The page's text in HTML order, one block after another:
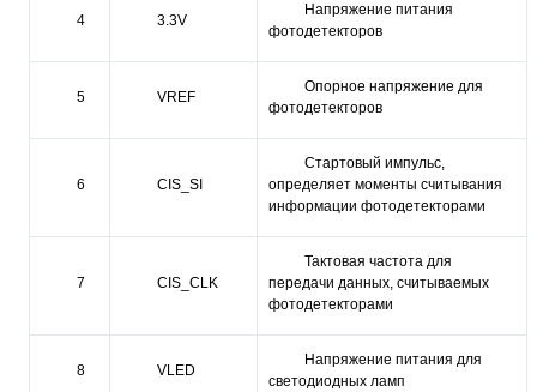
4 3.3V
Напряжение питания
фотодетекторов
5 VREF
Опорное напряжение для
фотодетекторов
6 CIS_SI
Стартовый импульс,
определяет моменты считывания
информации фотодетекторами
7 CIS_CLK
Тактовая частота для
передачи данных, считываемых
фотодетекторами
8 VLED
Напряжение питания для
светодиодных ламп